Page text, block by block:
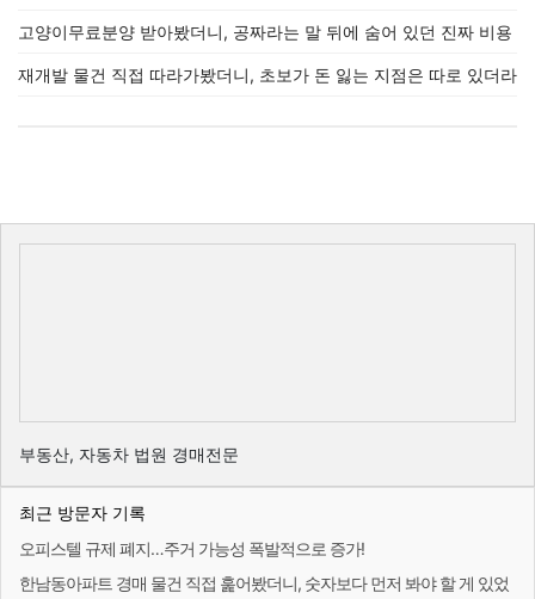
고양이무료분양 받아봤더니, 공짜라는 말 뒤에 숨어 있던 진짜 비용
재개발 물건 직접 따라가봤더니, 초보가 돈 잃는 지점은 따로 있더라
부동산, 자동차 법원 경매전문
최근 방문자 기록
오피스텔 규제 폐지…주거 가능성 폭발적으로 증가!
한남동아파트 경매 물건 직접 훑어봤더니, 숫자보다 먼저 봐야 할 게 있었